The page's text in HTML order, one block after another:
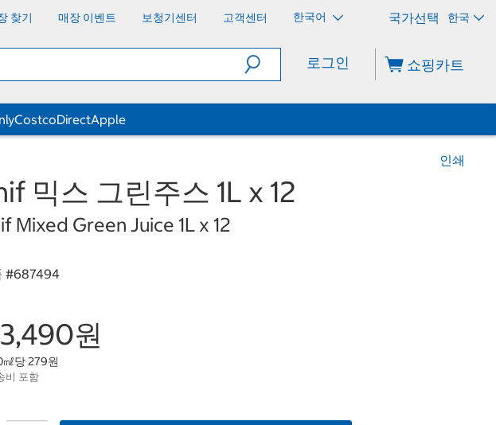
찾기 매장 이벤트 보청기센터 고객센터 한국어 한국
로그인 쇼핑카트
CostcoDirectApple
인쇄
믹스 그린주스 1L x 12
Mixed Green Juice 1L x 12
#687494
원
㎖당 279원
비 포함